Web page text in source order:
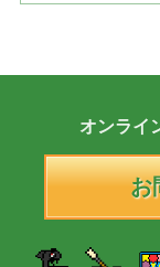
オンライ
お